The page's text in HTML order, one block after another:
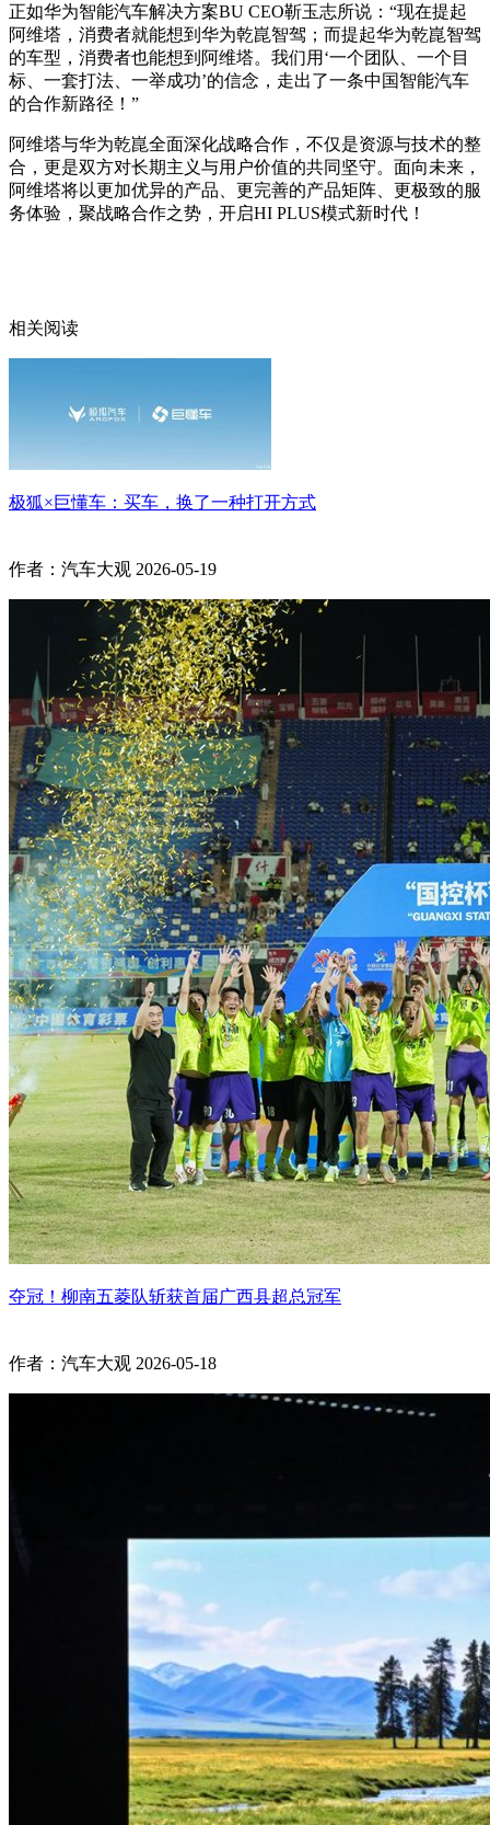
正如华为智能汽车解决方案BU CEO靳玉志所说：“现在提起
阿维塔，消费者就能想到华为乾崑智驾；而提起华为乾崑智驾
的车型，消费者也能想到阿维塔。我们用‘一个团队、一个目
标、一套打法、一举成功’的信念，走出了一条中国智能汽车
的合作新路径！”
阿维塔与华为乾崑全面深化战略合作，不仅是资源与技术的整
合，更是双方对长期主义与用户价值的共同坚守。面向未来，
阿维塔将以更加优异的产品、更完善的产品矩阵、更极致的服
务体验，聚战略合作之势，开启HI PLUS模式新时代！
相关阅读
极狐×巨懂车：买车，换了一种打开方式
作者：汽车大观 2026-05-19
夺冠！柳南五菱队斩获首届广西县超总冠军
作者：汽车大观 2026-05-18